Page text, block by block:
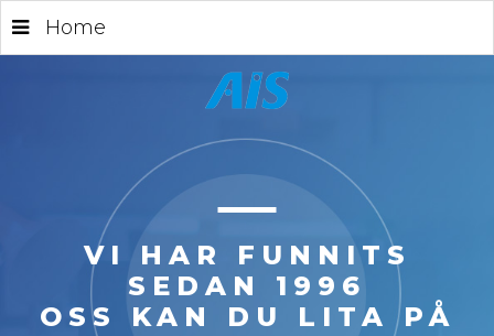
Home
VI HAR FUNNITS
SEDAN 1996
OSS KAN DU LITA PÅ